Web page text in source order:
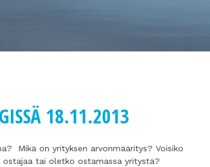
18.11.2013
Mikä on yrityksen arvonmääritys? Voisiko
tai oletko ostamassa yritystä?